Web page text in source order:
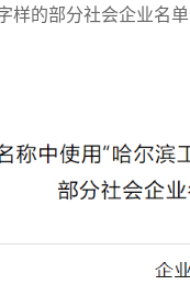
的部分社会企业名单